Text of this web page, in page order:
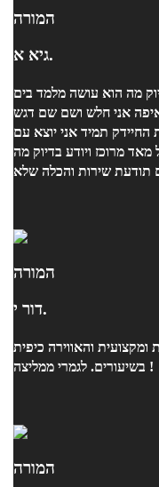
המורה
גיא א.
מה הוא עושה מלמד בים
איפה אני חלש ושם שם דגש
תמיד אני יוצא עם
מאד מרוכז ויודע בדיוק מה
שירות והכלה שלא
המורה
דור י.
והאווירה כיפית
בשיעורים. לגמרי ממליצה !
המורה